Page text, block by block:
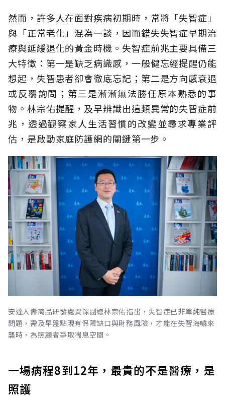
然而，許多人在面對疾病初期時，常將「失智症」
與「正常老化」混為一談，因而錯失失智症早期治
療與延緩退化的黃金時機。失智症前兆主要具備三
大特徵：第一是缺乏病識感，一般健忘經提醒仍能
想起，失智患者卻會徹底忘記；第二是方向感衰退
或反覆詢問；第三是漸漸無法勝任原本熟悉的事
物。林宗佑提醒，及早辨識出這類異常的失智症前
兆，透過觀察家人生活習慣的改變並尋求專業評
估，是啟動家庭防護網的關鍵第一步。
安達人壽商品研發處資深副總林宗佑指出，失智症已非單純醫療
問題，需及早盤點現有保障缺口與財務風險，才能在失智海嘯來
襲時，為照顧者爭取喘息空間。
一場病程8到12年，最貴的不是醫療，是
照護